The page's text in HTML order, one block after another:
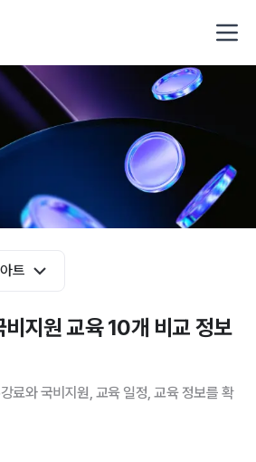
트
지원 교육 10개 비교 정보
료와 국비지원, 교육 일정, 교육 정보를 확